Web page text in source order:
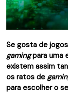
Se gosta de
gamingpara uma
existem assim
os ratos de
para escolher o